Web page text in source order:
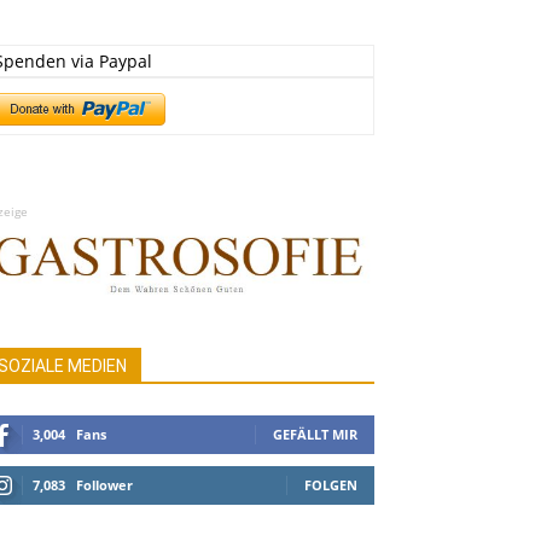
via Paypal
MEDIEN
3,004 Fans GEFÄLLT MIR
7,083 Follower FOLGEN